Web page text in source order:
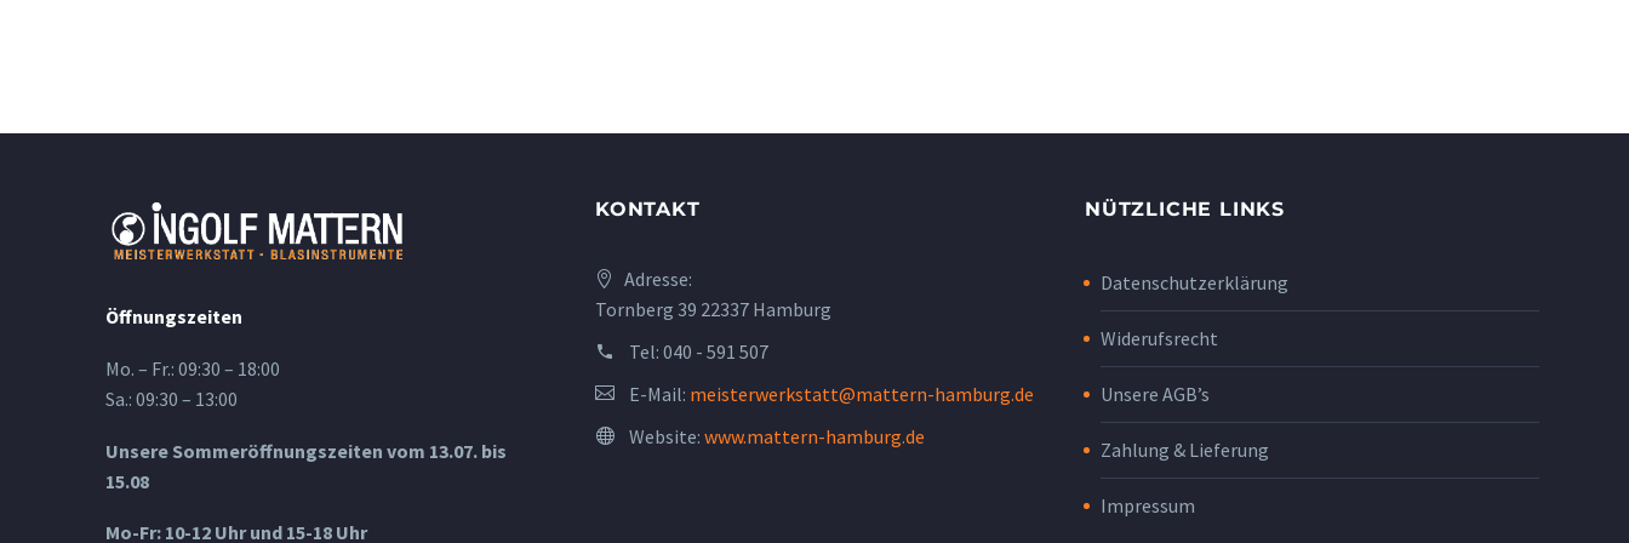
Öffnungszeiten
Mo. – Fr.: 09:30 – 18:00
Sa.: 09:30 – 13:00
Unsere Sommeröffnungszeiten vom 13.07. bis
15.08
Mo-Fr: 10-12 Uhr und 15-18 Uhr
KONTAKT
Adresse:
Tornberg 39 22337 Hamburg
Tel: 040 - 591 507
E-Mail: meisterwerkstatt@mattern-hamburg.de
Website: www.mattern-hamburg.de
NÜTZLICHE LINKS
Datenschutzerklärung
Widerufsrecht
Unsere AGB’s
Zahlung & Lieferung
Impressum